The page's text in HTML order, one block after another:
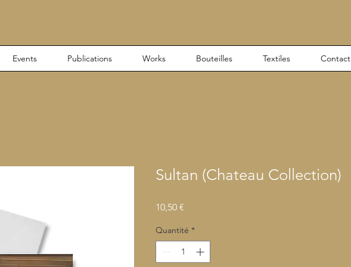
Events Publications Works Bouteilles Textiles Contact
Sultan (Chateau Collection)
10,50 €
Quantité *